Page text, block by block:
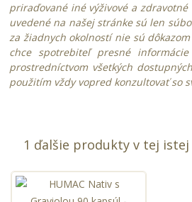
priraďované iné výživové a
uvedené na našej stránke sú len
za žiadnych okolností nie sú
chce spotrebiteľ presné
prostredníctvom všetkých
použitím vždy vopred konzultovať so
1 ďalšie produkty v tej